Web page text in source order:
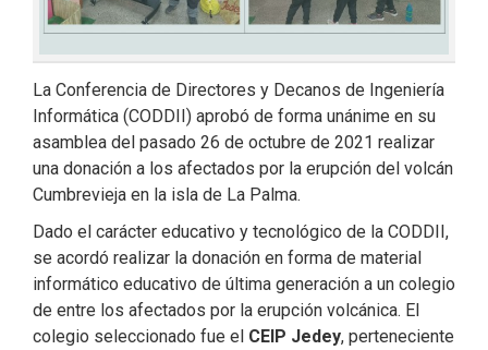
La Conferencia de Directores y Decanos de Ingeniería
Informática (CODDII) aprobó de forma unánime en su
asamblea del pasado 26 de octubre de 2021 realizar
una donación a los afectados por la erupción del volcán
Cumbrevieja en la isla de La Palma.
Dado el carácter educativo y tecnológico de la CODDII,
se acordó realizar la donación en forma de material
informático educativo de última generación a un colegio
de entre los afectados por la erupción volcánica. El
colegio seleccionado fue el CEIP Jedey, perteneciente